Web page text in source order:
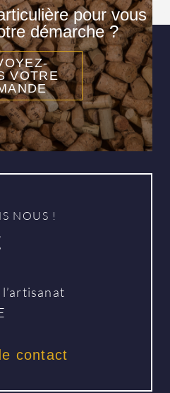
pour vous
démarche ?
VOTRE
NOUS !
contact